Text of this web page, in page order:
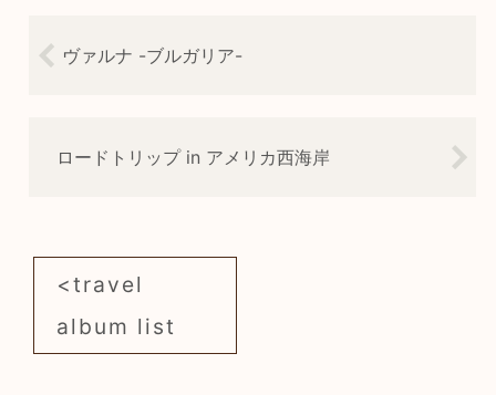
ヴァルナ -ブルガリア-
ロードトリップ in アメリカ西海岸
travel
album list